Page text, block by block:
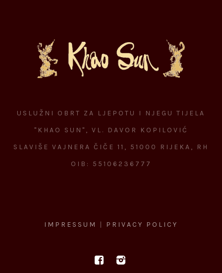
USLUŽNI OBRT ZA LJEPOTU I NJEGU TIJELA
"KHAO SUN", VL. DAVOR KOPILOVIĆ
SLAVIŠE VAJNERA ČIČE 11, 51000 RIJEKA, RH
OIB: 55106236777
IMPRESSUM | PRIVACY POLICY